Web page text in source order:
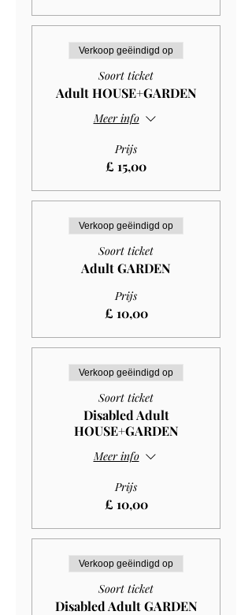
Verkoop geëindigd op
Soort ticket
Adult HOUSE+GARDEN
Meer info
Prijs
£ 15,00
Verkoop geëindigd op
Soort ticket
Adult GARDEN
Prijs
£ 10,00
Verkoop geëindigd op
Soort ticket
Disabled Adult
HOUSE+GARDEN
Meer info
Prijs
£ 10,00
Verkoop geëindigd op
Soort ticket
Disabled Adult GARDEN